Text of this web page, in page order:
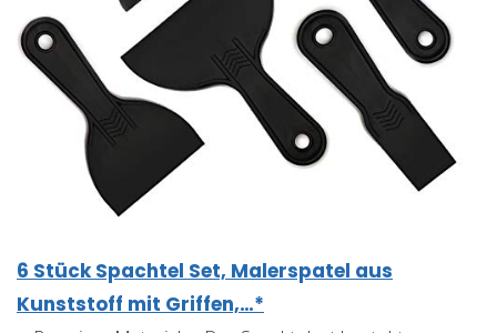
6 Stück Spachtel Set, Malerspatel aus
Kunststoff mit Griffen,…*